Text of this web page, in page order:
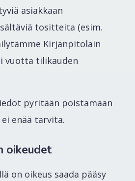
asiakkaan
tositteita (esim.
Kirjanpitolain
vuotta tilikauden
pyritään poistamaan
enää tarvita.
oikeudet
on oikeus saada pääsy